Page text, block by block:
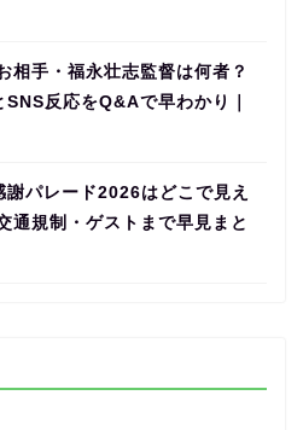
相手・福永壮志監督は何者？
反応をQ&Aで早わかり｜
パレード2026はどこで見え
通規制・ゲストまで早見まと